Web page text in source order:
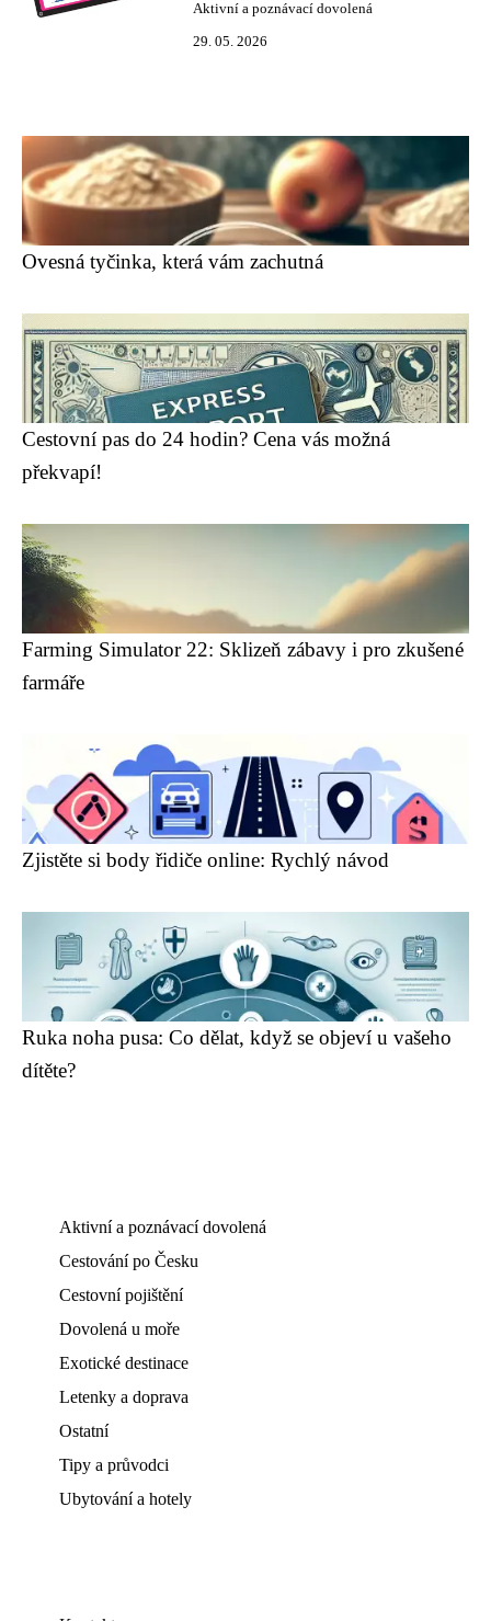
Aktivní a poznávací dovolená
29. 05. 2026
Ovesná tyčinka, která vám zachutná
Cestovní pas do 24 hodin? Cena vás možná
překvapí!
Farming Simulator 22: Sklizeň zábavy i pro zkušené
farmáře
Zjistěte si body řidiče online: Rychlý návod
Ruka noha pusa: Co dělat, když se objeví u vašeho
dítěte?
Aktivní a poznávací dovolená
Cestování po Česku
Cestovní pojištění
Dovolená u moře
Exotické destinace
Letenky a doprava
Ostatní
Tipy a průvodci
Ubytování a hotely